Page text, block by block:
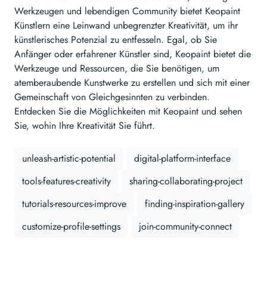
Werkzeugen und lebendigen Community bietet Keopaint
Künstlern eine Leinwand unbegrenzter Kreativität, um ihr
künstlerisches Potenzial zu entfesseln. Egal, ob Sie
Anfänger oder erfahrener Künstler sind, Keopaint bietet die
Werkzeuge und Ressourcen, die Sie benötigen, um
atemberaubende Kunstwerke zu erstellen und sich mit einer
Gemeinschaft von Gleichgesinnten zu verbinden.
Entdecken Sie die Möglichkeiten mit Keopaint und sehen
Sie, wohin Ihre Kreativität Sie führt.
unleash-artistic-potential
digital-platform-interface
tools-features-creativity
sharing-collaborating-project
tutorials-resources-improve
finding-inspiration-gallery
customize-profile-settings
join-community-connect